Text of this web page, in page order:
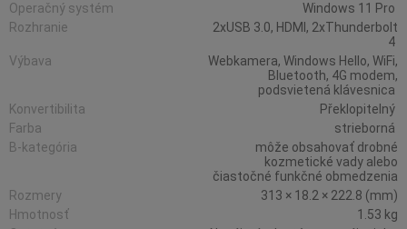
Operačný systém
Windows 11 Pro
Rozhranie
2xUSB 3.0, HDMI, 2xThunderbolt
4
Výbava
Webkamera, Windows Hello, WiFi,
Bluetooth, 4G modem,
podsvietená klávesnica
Konvertibilita
Překlopitelný
Farba
strieborná
B-kategória
môže obsahovať drobné
kozmetické vady alebo
čiastočné funkčné obmedzenia
Rozmery
313 × 18.2 × 222.8 (mm)
Hmotnosť
1.53 kg